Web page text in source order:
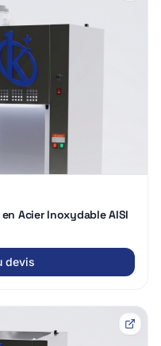
Acier Inoxydable AISI
devis